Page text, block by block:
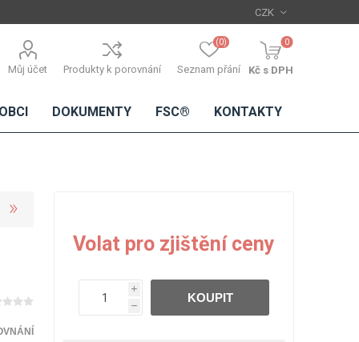
Můj účet Produkty k porovnání Seznam přání
(0) 0
Kč s DPH
DŘEVĚNÉ
IMITACE
BETONU
DÝHY
Lamináty s
dřevěnou
DOKUMENTY FSC® KONTAKTY
Volat pro zjištění ceny
i
h
KOUPIT